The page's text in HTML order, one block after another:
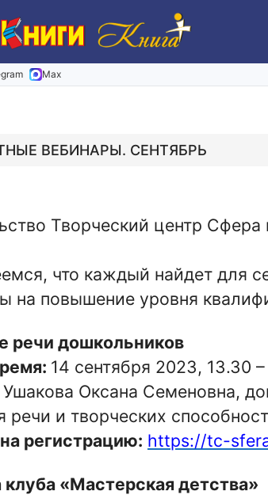
Max
ВЕБИНАРЫ. СЕНТЯБРЬ
Творческий центр
что каждый найдет для
на повышение уровня
речи дошкольников
: 14 сентября 2023, 13.30
Ушакова Оксана Семеновна,
речи и творческих
регистрацию: https://tc-
клуба «Мастерская детства»